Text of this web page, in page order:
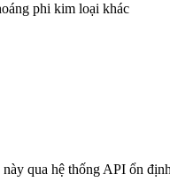
phi kim loại khác
qua hệ thống API ổn